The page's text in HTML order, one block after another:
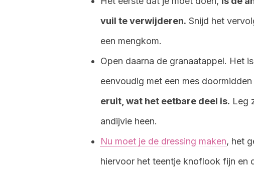
vuil te verwijderen. Snijd het
een mengkom.
Open daarna de granaatappel. Het
eenvoudig met een mes doormidden
eruit, wat het eetbare deel is. Leg
andijvie heen.
Nu moet je de dressing maken, het
hiervoor het teentje knoflook fijn en